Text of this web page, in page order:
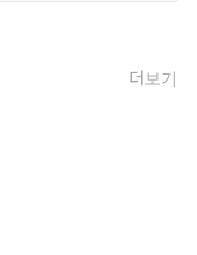
더보기